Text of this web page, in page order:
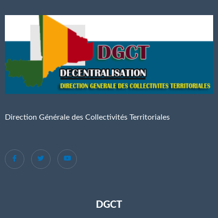
Direction Générale des Collectivités Territoriales
DGCT